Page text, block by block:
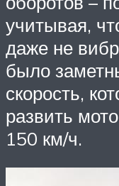
учитывая,
даже не
было
скорость,
развить
150 км/ч.